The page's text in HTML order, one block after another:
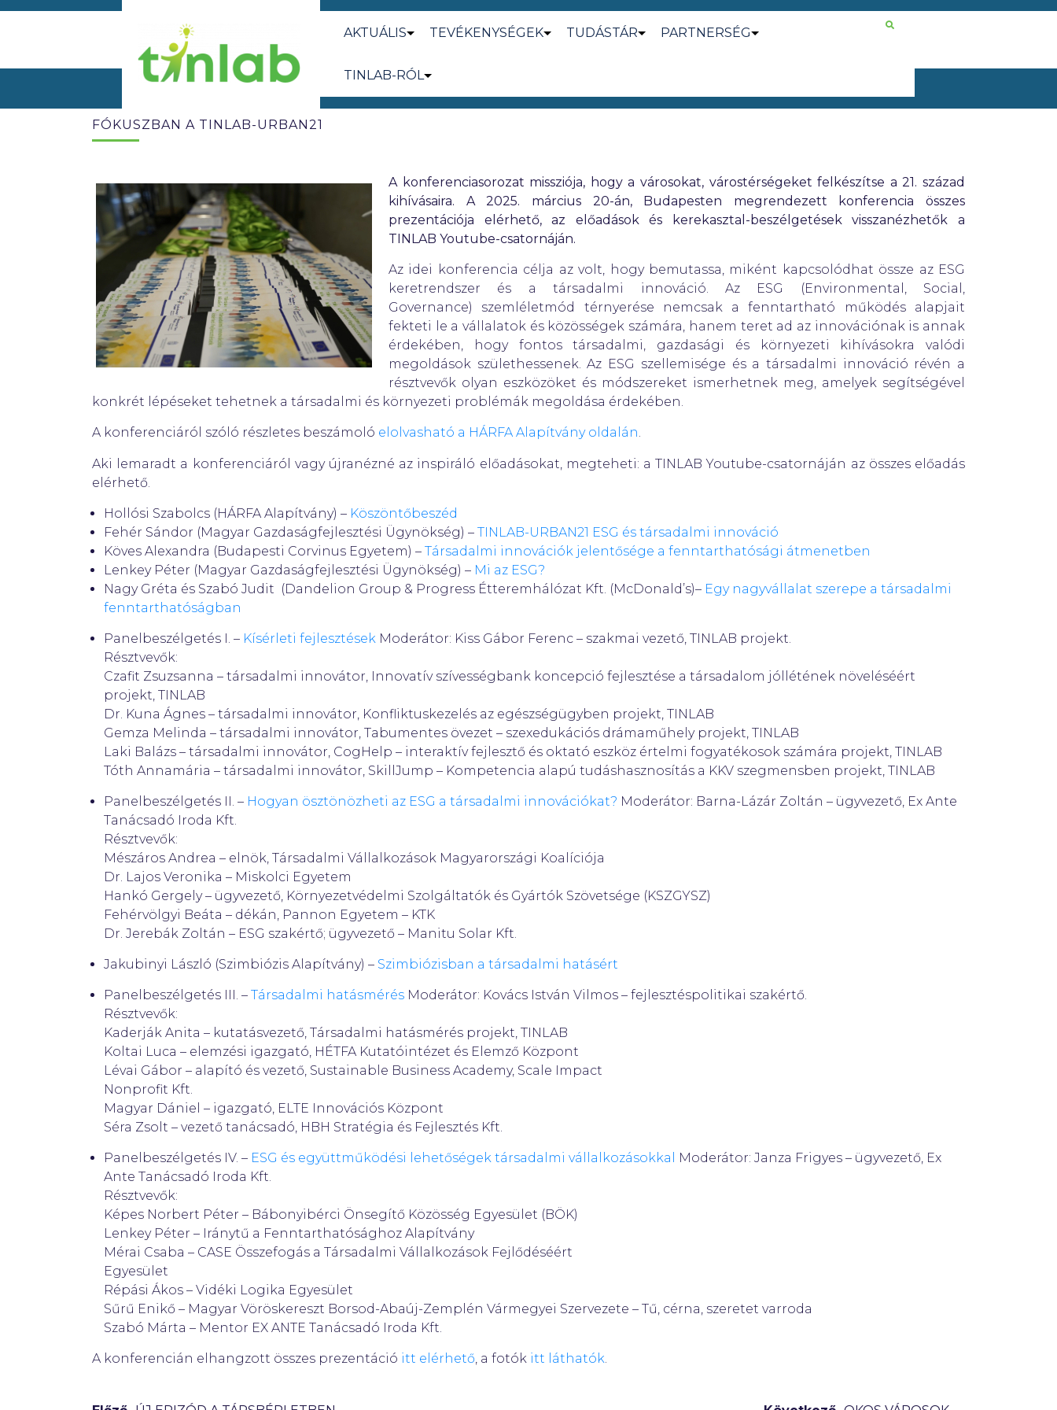
AKTUÁLIS TEVÉKENYSÉGEK TUDÁSTÁR PARTNERSÉG
TINLAB-RÓL
FÓKUSZBAN A TINLAB-URBAN21
A konferenciasorozat missziója, hogy a városokat, várostérségeket felkészítse a 21. század
kihívásaira. A 2025. március 20-án, Budapesten megrendezett konferencia összes
prezentációja elérhető, az előadások és kerekasztal-beszélgetések visszanézhetők a
TINLAB Youtube-csatornáján.
Az idei konferencia célja az volt, hogy bemutassa, miként kapcsolódhat össze az ESG
keretrendszer és a társadalmi innováció. Az ESG (Environmental, Social,
Governance) szemléletmód térnyerése nemcsak a fenntartható működés alapjait
fekteti le a vállalatok és közösségek számára, hanem teret ad az innovációnak is annak
érdekében, hogy fontos társadalmi, gazdasági és környezeti kihívásokra valódi
megoldások születhessenek. Az ESG szellemisége és a társadalmi innováció révén a
résztvevők olyan eszközöket és módszereket ismerhetnek meg, amelyek segítségével
konkrét lépéseket tehetnek a társadalmi és környezeti problémák megoldása érdekében.
A konferenciáról szóló részletes beszámoló elolvasható a HÁRFA Alapítvány oldalán.
Aki lemaradt a konferenciáról vagy újranézné az inspiráló előadásokat, megteheti: a TINLAB Youtube-csatornáján az összes előadás
elérhető.
Hollósi Szabolcs (HÁRFA Alapítvány) – Köszöntőbeszéd
Fehér Sándor (Magyar Gazdaságfejlesztési Ügynökség) – TINLAB-URBAN21 ESG és társadalmi innováció
Köves Alexandra (Budapesti Corvinus Egyetem) – Társadalmi innovációk jelentősége a fenntarthatósági átmenetben
Lenkey Péter (Magyar Gazdaságfejlesztési Ügynökség) – Mi az ESG?
Nagy Gréta és Szabó Judit (Dandelion Group & Progress Étteremhálózat Kft. (McDonald’s)– Egy nagyvállalat szerepe a társadalmi
fenntarthatóságban
Panelbeszélgetés I. – Kísérleti fejlesztések Moderátor: Kiss Gábor Ferenc – szakmai vezető, TINLAB projekt.
Résztvevők:
Czafit Zsuzsanna – társadalmi innovátor, Innovatív szívességbank koncepció fejlesztése a társadalom jóllétének növeléséért
projekt, TINLAB
Dr. Kuna Ágnes – társadalmi innovátor, Konfliktuskezelés az egészségügyben projekt, TINLAB
Gemza Melinda – társadalmi innovátor, Tabumentes övezet – szexedukációs drámaműhely projekt, TINLAB
Laki Balázs – társadalmi innovátor, CogHelp – interaktív fejlesztő és oktató eszköz értelmi fogyatékosok számára projekt, TINLAB
Tóth Annamária – társadalmi innovátor, SkillJump – Kompetencia alapú tudáshasznosítás a KKV szegmensben projekt, TINLAB
Panelbeszélgetés II. – Hogyan ösztönözheti az ESG a társadalmi innovációkat? Moderátor: Barna-Lázár Zoltán – ügyvezető, Ex Ante
Tanácsadó Iroda Kft.
Résztvevők:
Mészáros Andrea – elnök, Társadalmi Vállalkozások Magyarországi Koalíciója
Dr. Lajos Veronika – Miskolci Egyetem
Hankó Gergely – ügyvezető, Környezetvédelmi Szolgáltatók és Gyártók Szövetsége (KSZGYSZ)
Fehérvölgyi Beáta – dékán, Pannon Egyetem – KTK
Dr. Jerebák Zoltán – ESG szakértő; ügyvezető – Manitu Solar Kft.
Jakubinyi László (Szimbiózis Alapítvány) – Szimbiózisban a társadalmi hatásért
Panelbeszélgetés III. – Társadalmi hatásmérés Moderátor: Kovács István Vilmos – fejlesztéspolitikai szakértő.
Résztvevők:
Kaderják Anita – kutatásvezető, Társadalmi hatásmérés projekt, TINLAB
Koltai Luca – elemzési igazgató, HÉTFA Kutatóintézet és Elemző Központ
Lévai Gábor – alapító és vezető, Sustainable Business Academy, Scale Impact
Nonprofit Kft.
Magyar Dániel – igazgató, ELTE Innovációs Központ
Séra Zsolt – vezető tanácsadó, HBH Stratégia és Fejlesztés Kft.
Panelbeszélgetés IV. – ESG és együttműködési lehetőségek társadalmi vállalkozásokkal
Moderátor: Janza Frigyes – ügyvezető, Ex
Ante Tanácsadó Iroda Kft.
Résztvevők:
Képes Norbert Péter – Bábonyibérci Önsegítő Közösség Egyesület (BÖK)
Lenkey Péter – Iránytű a Fenntarthatósághoz Alapítvány
Mérai Csaba – CASE Összefogás a Társadalmi Vállalkozások Fejlődéséért
Egyesület
Répási Ákos – Vidéki Logika Egyesület
Sűrű Enikő – Magyar Vöröskereszt Borsod-Abaúj-Zemplén Vármegyei Szervezete – Tű, cérna, szeretet varroda
Szabó Márta – Mentor EX ANTE Tanácsadó Iroda Kft.
A konferencián elhangzott összes prezentáció itt elérhető, a fotók itt láthatók.